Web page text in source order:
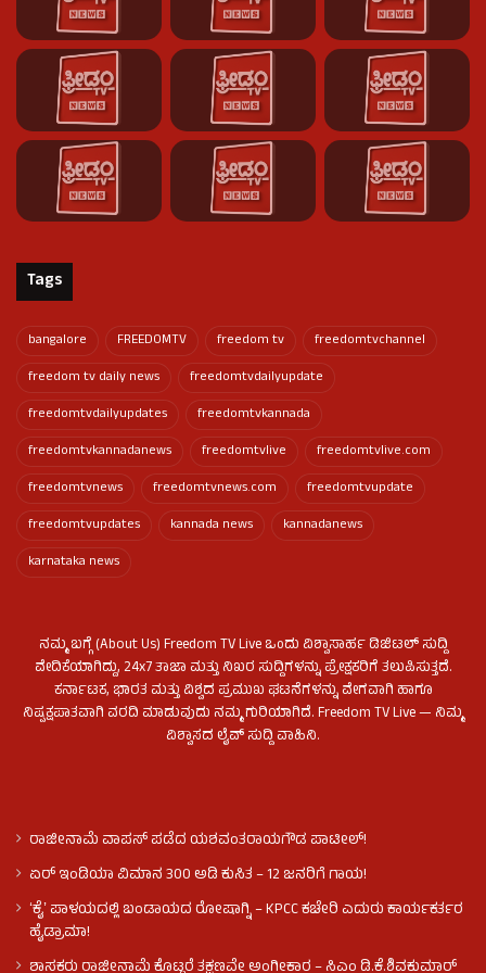
Tags
bangalore FREEDOMTV freedom tv
freedomtvchannel
freedom tv daily news
freedomtvdailyupdate
freedomtvdailyupdates
freedomtvkannada
freedomtvkannadanews
freedomtvlive
freedomtvlive.com
freedomtvnews
freedomtvnews.com
freedomtvupdate
freedomtvupdates
kannada news
kannadanews
karnataka news
ನಮ್ಮ ಬಗ್ಗೆ (About Us) Freedom TV Live ಒಂದು ವಿಶ್ವಾಸಾರ್ಹ ಡಿಜಿಟಲ್ ಸುದ್ದಿ
ವೇದಿಕೆಯಾಗಿದ್ದು, 24x7 ತಾಜಾ ಮತ್ತು ನಿಖರ ಸುದ್ದಿಗಳನ್ನು ಪ್ರೇಕ್ಷಕರಿಗೆ ತಲುಪಿಸುತ್ತದೆ.
ಕರ್ನಾಟಕ, ಭಾರತ ಮತ್ತು ವಿಶ್ವದ ಪ್ರಮುಖ ಘಟನೆಗಳನ್ನು ವೇಗವಾಗಿ ಹಾಗೂ
ನಿಷ್ಪಕ್ಷಪಾತವಾಗಿ ವರದಿ ಮಾಡುವುದು ನಮ್ಮ ಗುರಿಯಾಗಿದೆ. Freedom TV Live — ನಿಮ್ಮ
ವಿಶ್ವಾಸದ ಲೈವ್ ಸುದ್ದಿ ವಾಹಿನಿ.
ರಾಜೀನಾಮೆ ವಾಪಸ್ ಪಡೆದ ಯಶವಂತರಾಯಗೌಡ ಪಾಟೀಲ್‌!
ಏರ್ ಇಂಡಿಯಾ ವಿಮಾನ 300 ಅಡಿ ಕುಸಿತ – 12 ಜನರಿಗೆ ಗಾಯ!
ʻಕೈʼ​ ಪಾಳಯದಲ್ಲಿ ಬಂಡಾಯದ ರೋಷಾಗ್ನಿ – KPCC ಕಚೇರಿ ಎದುರು ಕಾರ್ಯಕರ್ತರ
ಹೈಡ್ರಾಮಾ!